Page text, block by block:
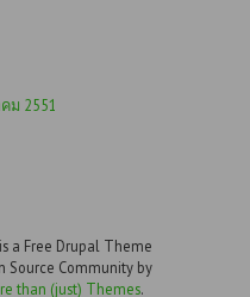
ม 2551
a Free Drupal Theme
Source Community by
than (just) Themes.